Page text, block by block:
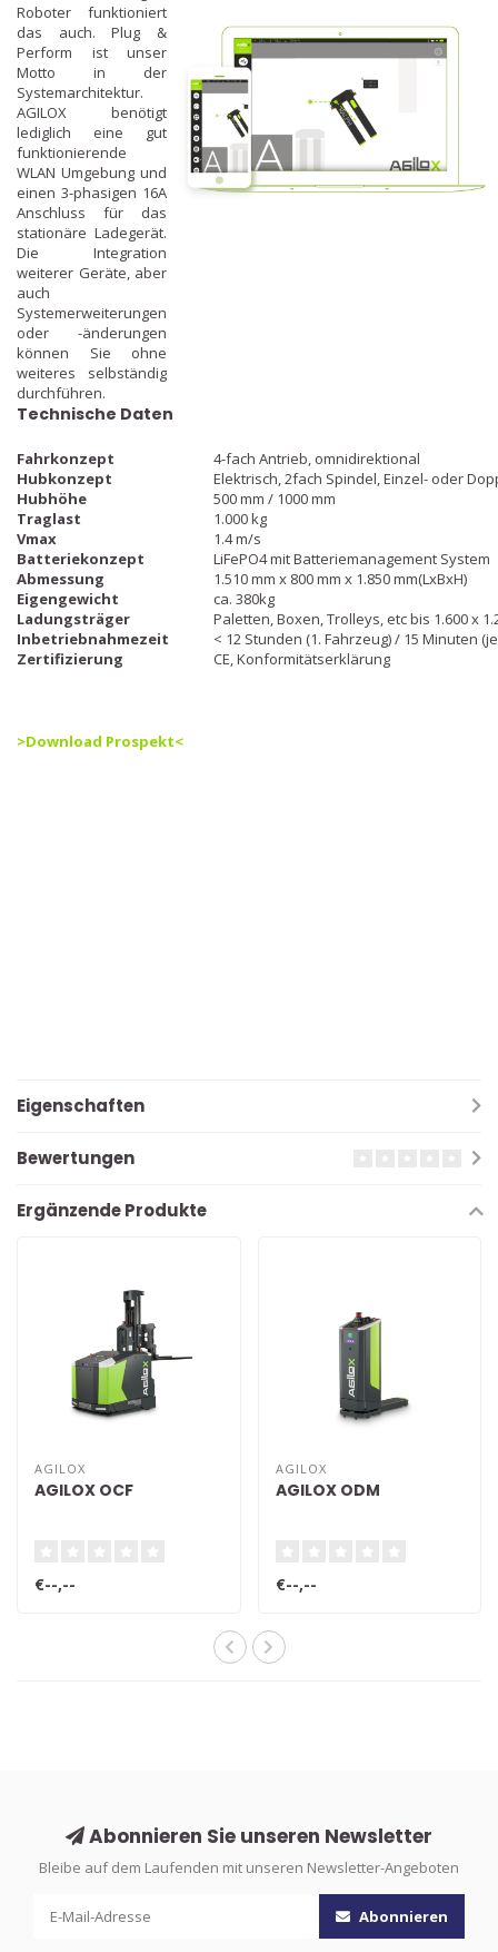
Roboter funktioniert
das auch. Plug &
Perform ist unser
Motto in der
Systemarchitektur.
AGILOX benötigt
lediglich eine gut
funktionierende
WLAN Umgebung und
einen 3-phasigen 16A
Anschluss für das
stationäre Ladegerät.
Die Integration
weiterer Geräte, aber
auch
Systemerweiterungen
oder -änderungen
können Sie ohne
weiteres selbständig
durchführen.
Technische Daten
Fahrkonzept
4-fach Antrieb, omnidirektional
Hubkonzept
Elektrisch, 2fach Spindel, Einzel- oder
Hubhöhe
500 mm / 1000 mm
Traglast
1.000 kg
Vmax
1.4 m/s
Batteriekonzept
LiFePO4 mit Batteriemanagement System
Abmessung
1.510 mm x 800 mm x 1.850 mm(LxBxH)
Eigengewicht
ca. 380kg
Ladungsträger
Paletten, Boxen, Trolleys, etc bis 1.600 x
Inbetriebnahmezeit
< 12 Stunden (1. Fahrzeug) / 15 Minuten
Zertifizierung
CE, Konformitätserklärung
>Download Prospekt<
Eigenschaften
Bewertungen
Ergänzende Produkte
AGILOX
AGILOX OCF
€--,--
AGILOX
AGILOX ODM
€--,--
Abonnieren Sie unseren Newsletter
Bleibe auf dem Laufenden mit unseren Newsletter-Angeboten
Abonnieren